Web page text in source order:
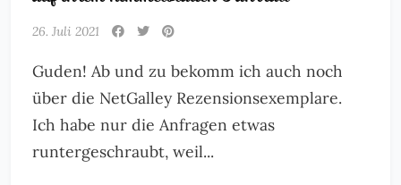
26. Juli 2021
Guden! Ab und zu bekomm ich auch noch
über die NetGalley Rezensionsexemplare.
Ich habe nur die Anfragen etwas
runtergeschraubt, weil...